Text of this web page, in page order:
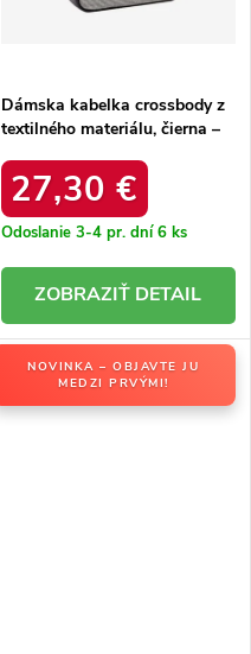
Dámska kabelka crossbody z
textilného materiálu, čierna –
rr574296
27,30 €
Odoslanie 3-4 pr. dní6 ks
DETAIL
NOVINKA – OBJAVTE JU
MEDZI PRVÝMI!